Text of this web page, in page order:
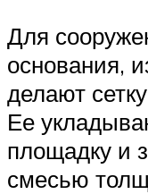
Для
основания,
делают
Ее
площадку и
смесью